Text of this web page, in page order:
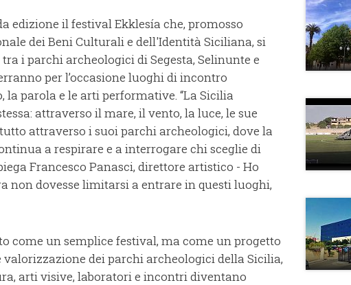
edizione il festival Ekklesía che, promosso
dei Beni Culturali e dell'Identità Siciliana, si
i parchi archeologici di Segesta, Selinunte e
per l’occasione luoghi di incontro
parola e le arti performative. “La Sicilia
attraverso il mare, il vento, la luce, le sue
attraverso i suoi parchi archeologici, dove la
a respirare e a interrogare chi sceglie di
Francesco Panasci, direttore artistico - Ho
non dovesse limitarsi a entrare in questi luoghi,
come un semplice festival, ma come un progetto
dei parchi archeologici della Sicilia,
arti visive, laboratori e incontri diventano